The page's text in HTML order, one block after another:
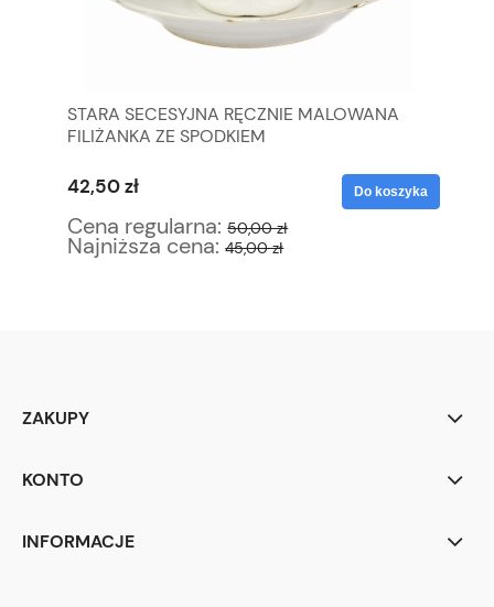
STARA SECESYJNA RĘCZNIE MALOWANA
FILIŻANKA ZE SPODKIEM
42,50 zł
Cena regularna: 50,00 zł
Najniższa cena: 45,00 zł
Do koszyka
ZAKUPY
KONTO
INFORMACJE